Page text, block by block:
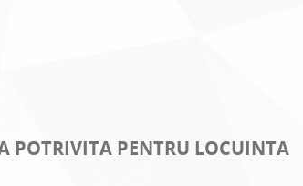
POTRIVITA PENTRU LOCUINTA